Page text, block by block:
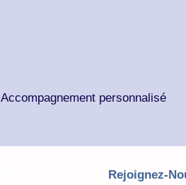
Accompagnement personnalisé
Rejoignez-